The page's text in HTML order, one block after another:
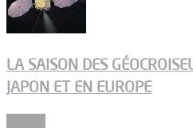
LA SAISON DES
JAPON ET EN EUROPE